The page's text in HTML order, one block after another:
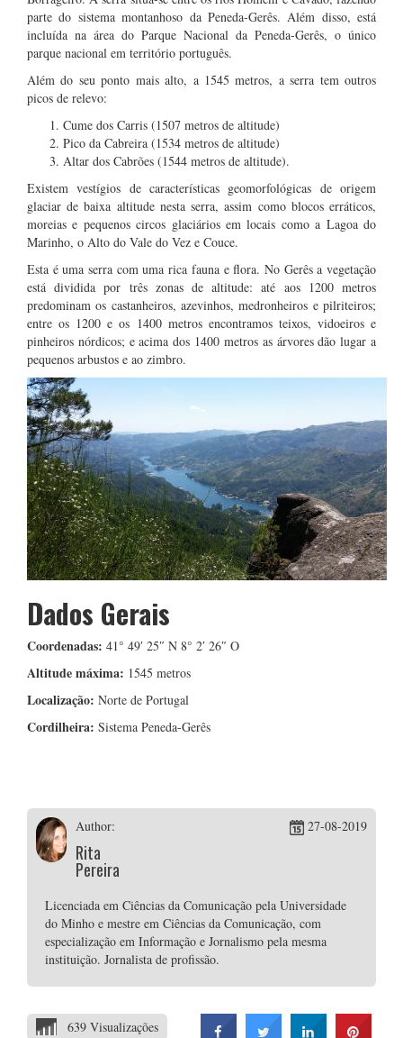
parte do sistema montanhoso da Peneda-Gerês. Além disso, está
incluída na área do Parque Nacional da Peneda-Gerês, o único
parque nacional em território português.
Além do seu ponto mais alto, a 1545 metros, a serra tem outros
picos de relevo:
Cume dos Carris (1507 metros de altitude)
Pico da Cabreira (1534 metros de altitude)
Altar dos Cabrões (1544 metros de altitude).
Existem vestígios de características geomorfológicas de origem
glaciar de baixa altitude nesta serra, assim como blocos erráticos,
moreias e pequenos circos glaciários em locais como a Lagoa do
Marinho, o Alto do Vale do Vez e Couce.
Esta é uma serra com uma rica fauna e flora. No Gerês a vegetação
está dividida por três zonas de altitude: até aos 1200 metros
predominam os castanheiros, azevinhos, medronheiros e pilriteiros;
entre os 1200 e os 1400 metros encontramos teixos, vidoeiros e
pinheiros nórdicos; e acima dos 1400 metros as árvores dão lugar a
pequenos arbustos e ao zimbro.
Dados Gerais
Coordenadas: 41° 49′ 25″ N 8° 2′ 26″ O
Altitude máxima: 1545 metros
Localização: Norte de Portugal
Cordilheira: Sistema Peneda-Gerês
Author:
Rita
Pereira
27-08-2019
Licenciada em Ciências da Comunicação pela Universidade
do Minho e mestre em Ciências da Comunicação, com
especialização em Informação e Jornalismo pela mesma
instituição. Jornalista de profissão.
639 Visualizações